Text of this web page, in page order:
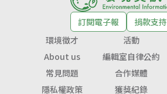
訂閱電子報
捐款支持
環境徵才
活動
About us
編輯室自律公約
常見問題
合作媒體
隱私權政策
獲獎紀錄